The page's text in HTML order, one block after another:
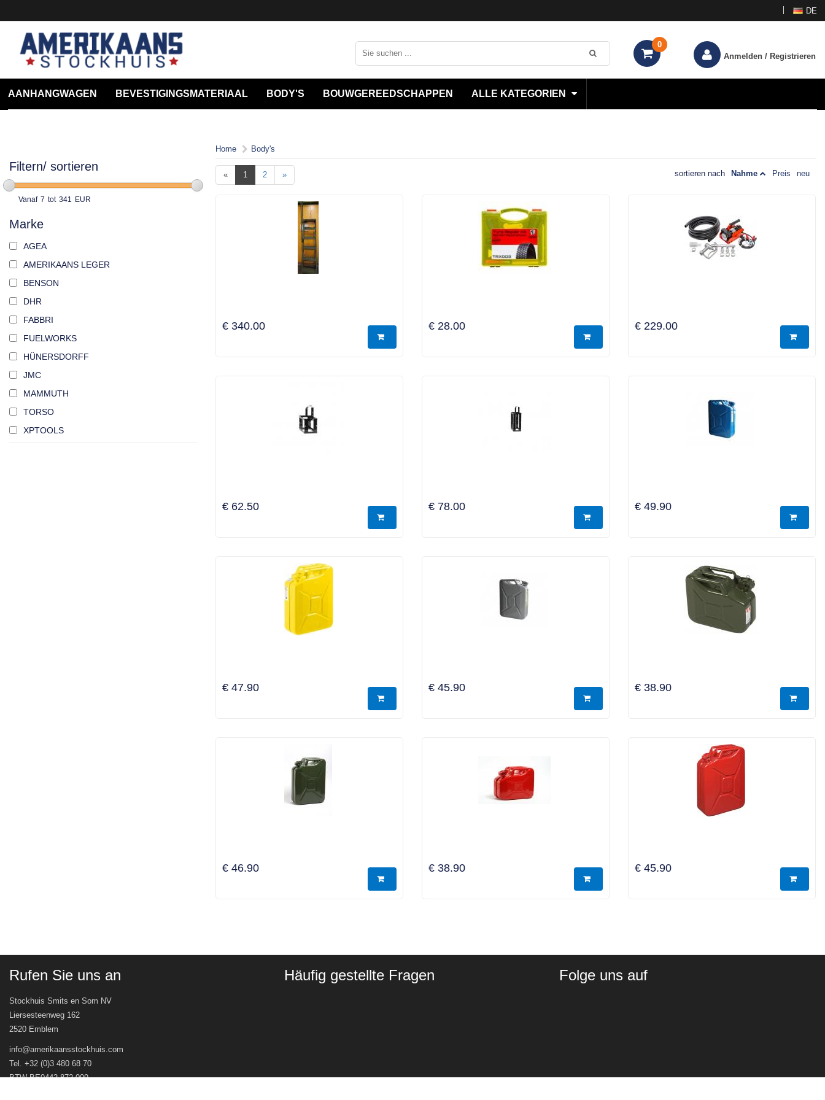
DE
0
Anmelden / Registrieren
AANHANGWAGEN BEVESTIGINGSMATERIAAL BODY'S BOUWGEREEDSCHAPPEN ALLE KATEGORIEN
Filtern/ sortieren
Vanaf 7 tot 341 EUR
Marke
AGEA
AMERIKAANS LEGER
BENSON
DHR
FABBRI
FUELWORKS
HÜNERSDORFF
JMC
MAMMUTH
TORSO
XPTOOLS
Home Body's
« 1 2 » sortieren nach Nahme Preis neu
€ 340.00 € 28.00 € 229.00
€ 62.50 € 78.00 € 49.90
€ 47.90 € 45.90 € 38.90
€ 46.90 € 38.90 € 45.90
Rufen Sie uns an
Stockhuis Smits en Som NV
Liersesteenweg 162
2520 Emblem
info@amerikaansstockhuis.com
Tel. +32 (0)3 480 68 70
BTW BE0442.872.009
Häufig gestellte Fragen Folge uns auf